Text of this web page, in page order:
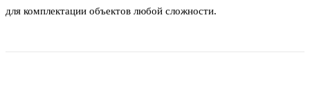
для комплектации объектов любой сложности.